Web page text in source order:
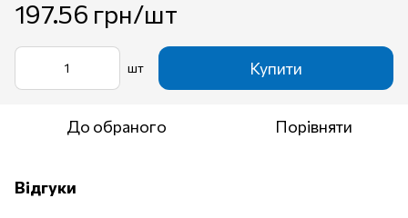
197.56 грн/шт
шт Купити
До обраного Порівняти
Відгуки